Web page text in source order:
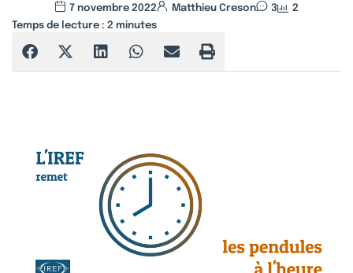
7 novembre 2022 Matthieu Creson 3
2
Temps de lecture : 2 minutes